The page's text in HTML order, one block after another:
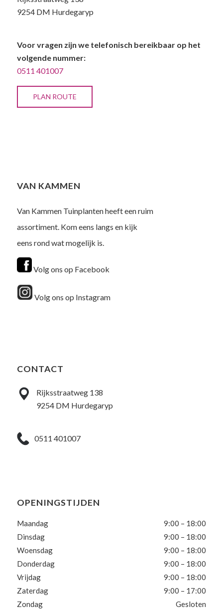
9254 DM Hurdegaryp
Voor vragen zijn we telefonisch bereikbaar op het
volgende nummer:
0511 401007
PLAN ROUTE
VAN KAMMEN
Van Kammen Tuinplanten heeft een ruim
assortiment. Kom eens langs en kijk
eens rond wat mogelijk is.
Volg ons op Facebook
Volg ons op Instagram
CONTACT
Rijksstraatweg 138
9254 DM Hurdegaryp
0511 401007
OPENINGSTIJDEN
Maandag
9:00 – 18:00
Dinsdag
9:00 – 18:00
Woensdag
9:00 – 18:00
Donderdag
9:00 – 18:00
Vrijdag
9:00 – 18:00
Zaterdag
9:00 – 17:00
Zondag
Gesloten